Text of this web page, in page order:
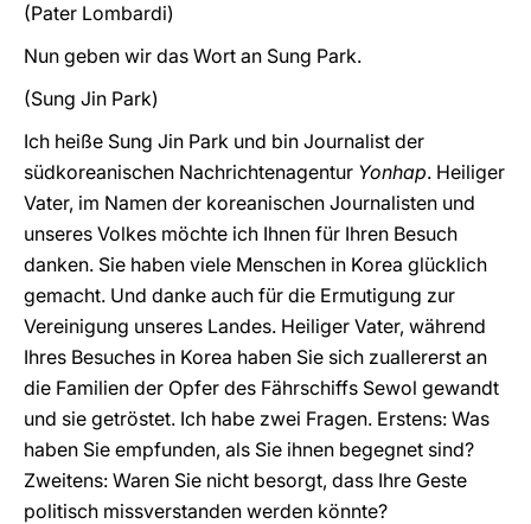
(Pater Lombardi)
Nun geben wir das Wort an Sung Park.
(Sung Jin Park)
Ich heiße Sung Jin Park und bin Journalist der
südkoreanischen Nachrichtenagentur Yonhap. Heiliger
Vater, im Namen der koreanischen Journalisten und
unseres Volkes möchte ich Ihnen für Ihren Besuch
danken. Sie haben viele Menschen in Korea glücklich
gemacht. Und danke auch für die Ermutigung zur
Vereinigung unseres Landes. Heiliger Vater, während
Ihres Besuches in Korea haben Sie sich zuallererst an
die Familien der Opfer des Fährschiffs Sewol gewandt
und sie getröstet. Ich habe zwei Fragen. Erstens: Was
haben Sie empfunden, als Sie ihnen begegnet sind?
Zweitens: Waren Sie nicht besorgt, dass Ihre Geste
politisch missverstanden werden könnte?